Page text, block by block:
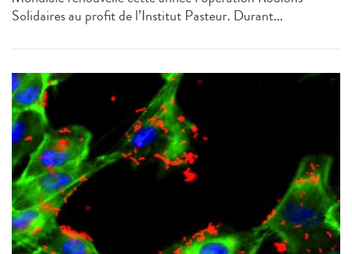
Solidaires au profit de l’Institut Pasteur. Durant...